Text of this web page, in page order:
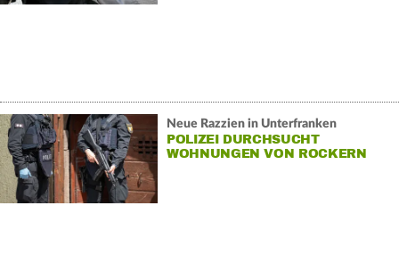
Neue Razzien in Unterfranken
POLIZEI DURCHSUCHT
WOHNUNGEN VON ROCKERN